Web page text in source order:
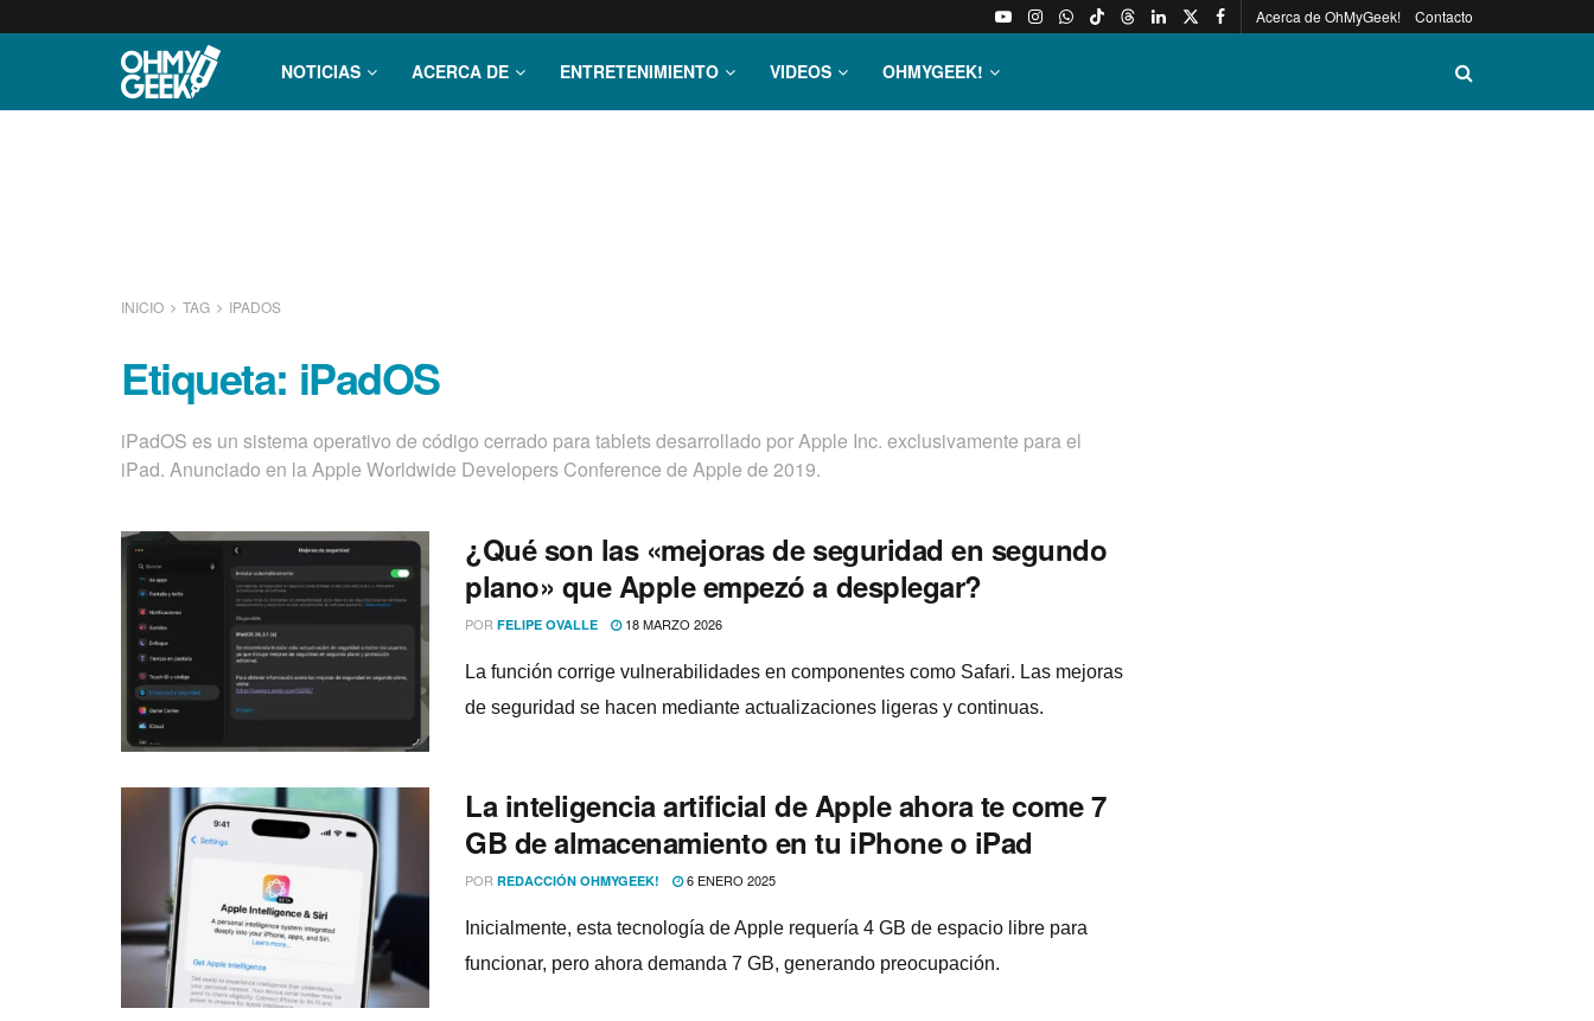
Acerca de OhMyGeek! Contacto
NOTICIAS ACERCA DE ENTRETENIMIENTO VIDEOS OHMYGEEK!
INICIO TAG IPADOS
Etiqueta: iPadOS
iPadOS es un sistema operativo de código cerrado para tablets desarrollado por Apple Inc. exclusivamente para el
iPad. Anunciado en la Apple Worldwide Developers Conference de Apple de 2019.
¿Qué son las «mejoras de seguridad en segundo
plano» que Apple empezó a desplegar?
POR FELIPE OVALLE 18 MARZO 2026
La función corrige vulnerabilidades en componentes como Safari. Las mejoras
de seguridad se hacen mediante actualizaciones ligeras y continuas.
La inteligencia artificial de Apple ahora te come 7
GB de almacenamiento en tu iPhone o iPad
POR REDACCIÓN OHMYGEEK! 6 ENERO 2025
Inicialmente, esta tecnología de Apple requería 4 GB de espacio libre para
funcionar, pero ahora demanda 7 GB, generando preocupación.